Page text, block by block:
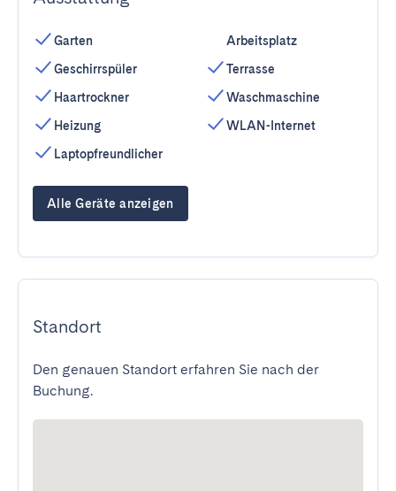
Garten
Geschirrspüler
Haartrockner
Heizung
Laptopfreundlicher
Arbeitsplatz
Terrasse
Waschmaschine
WLAN-Internet
Alle Geräte anzeigen
Standort
Den genauen Standort erfahren Sie nach der
Buchung.